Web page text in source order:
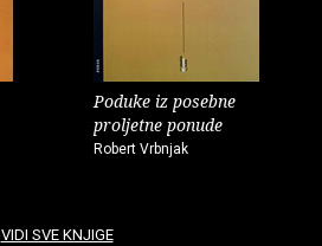
Poduke iz posebne
proljetne ponude
Robert Vrbnjak
VIDI SVE KNJIGE